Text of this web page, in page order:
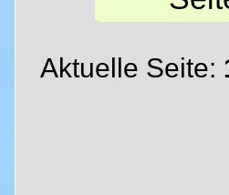
Aktuelle Seite: